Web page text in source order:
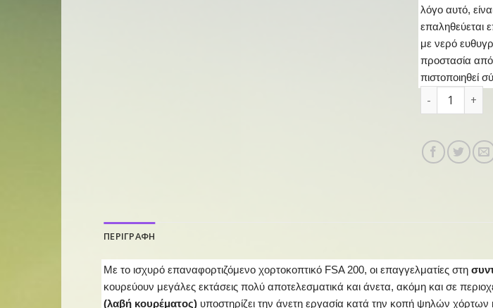
λόγο αυτό,
επαληθεύεται
με νερό
προστασία από
πιστοποιηθεί
Επαν/νο
ΠΕΡΙΓΡΑΦΗ
Με το ισχυρό επαναφορτιζόμενο χορτοκοπτικό FSA 200, οι επαγγελματίες στη
κουρεύουν μεγάλες εκτάσεις πολύ αποτελεσματικά και άνετα, ακόμη και σε
(λαβή κουρέματος) υποστηρίζει την άνετη εργασία κατά την κοπή ψηλών